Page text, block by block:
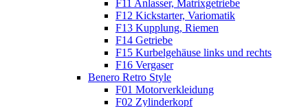
F11 Anlasser, Matrixgetriebe
F12 Kickstarter, Variomatik
F13 Kupplung, Riemen
F14 Getriebe
F15 Kurbelgehäuse links und rechts
F16 Vergaser
Benero Retro Style
F01 Motorverkleidung
F02 Zylinderkopf